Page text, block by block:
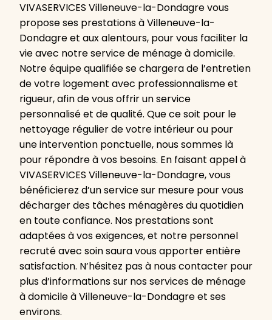
VIVASERVICES Villeneuve-la-Dondagre vous
propose ses prestations à Villeneuve-la-
Dondagre et aux alentours, pour vous faciliter la
vie avec notre service de ménage à domicile.
Notre équipe qualifiée se chargera de l’entretien
de votre logement avec professionnalisme et
rigueur, afin de vous offrir un service
personnalisé et de qualité. Que ce soit pour le
nettoyage régulier de votre intérieur ou pour
une intervention ponctuelle, nous sommes là
pour répondre à vos besoins. En faisant appel à
VIVASERVICES Villeneuve-la-Dondagre, vous
bénéficierez d’un service sur mesure pour vous
décharger des tâches ménagères du quotidien
en toute confiance. Nos prestations sont
adaptées à vos exigences, et notre personnel
recruté avec soin saura vous apporter entière
satisfaction. N’hésitez pas à nous contacter pour
plus d’informations sur nos services de ménage
à domicile à Villeneuve-la-Dondagre et ses
environs.